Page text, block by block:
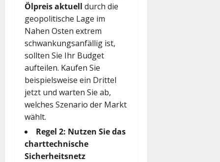
Ölpreis aktuell durch die
geopolitische Lage im
Nahen Osten extrem
schwankungsanfällig ist,
sollten Sie Ihr Budget
aufteilen. Kaufen Sie
beispielsweise ein Drittel
jetzt und warten Sie ab,
welches Szenario der Markt
wählt.
Regel 2: Nutzen Sie das
charttechnische
Sicherheitsnetz